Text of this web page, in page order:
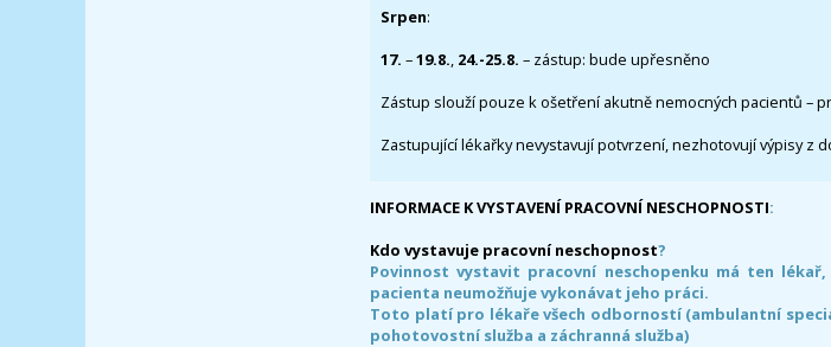
Srpen:
17. –19.8., 24.-25.8. – zástup: bude upřesněno
Zástup slouží pouze k ošetření akutně nemocných pacientů –
Zastupující lékařky nevystavují potvrzení, nezhotovují výpisy z
INFORMACE K VYSTAVENÍ PRACOVNÍ NESCHOPNOSTI:
Kdo vystavuje pracovní neschopnost?
Povinnost vystavit pracovní neschopenku má ten
pacienta neumožňuje vykonávat jeho práci.
Toto platí pro lékaře všech odborností (ambulantní
pohotovostní služba a záchranná služba)